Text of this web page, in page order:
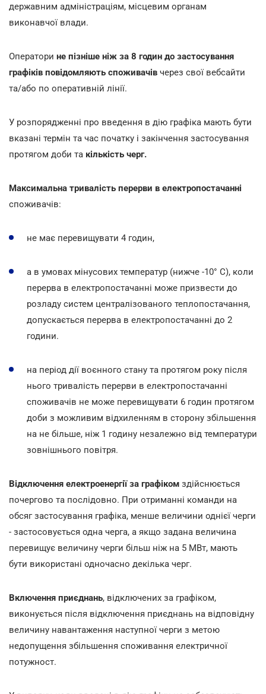
державним адміністраціям, місцевим органам
виконавчої влади.
Оператори не пізніше ніж за 8 годин до застосування
графіків повідомляють споживачів через свої вебсайти
та/або по оперативній лінії.
У розпорядженні про введення в дію графіка мають бути
вказані термін та час початку і закінчення застосування
протягом доби та кількість черг.
Максимальна тривалість перерви в електропостачанні
споживачів:
не має перевищувати 4 годин,
а в умовах мінусових температур (нижче -10° C), коли
перерва в електропостачанні може призвести до
розладу систем централізованого теплопостачання,
допускається перерва в електропостачанні до 2
години.
на період дії воєнного стану та протягом року після
нього тривалість перерви в електропостачанні
споживачів не може перевищувати 6 годин протягом
доби з можливим відхиленням в сторону збільшення
на не більше, ніж 1 годину незалежно від температури
зовнішнього повітря.
Відключення електроенергії за графіком здійснюється
почергово та послідовно. При отриманні команди на
обсяг застосування графіка, менше величини однієї черги
- застосовується одна черга, а якщо задана величина
перевищує величину черги більш ніж на 5 МВт, мають
бути використані одночасно декілька черг.
Включення приєднань, відключених за графіком,
виконується після відключення приєднань на відповідну
величину навантаження наступної черги з метою
недопущення збільшення споживання електричної
потужност.